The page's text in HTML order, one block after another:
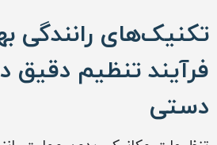
تکنیک‌های رانندگی
فرآیند تنظیم دقیق
دستی